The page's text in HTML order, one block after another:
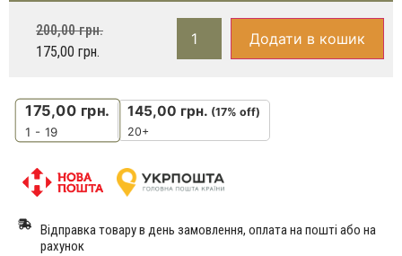
200,00грн.
175,00 грн.
Додати в кошик
175,00 грн.
1 - 19
145,00 грн. (17% off)
20+
Відправка товару в день замовлення, оплата на пошті або на
рахунок